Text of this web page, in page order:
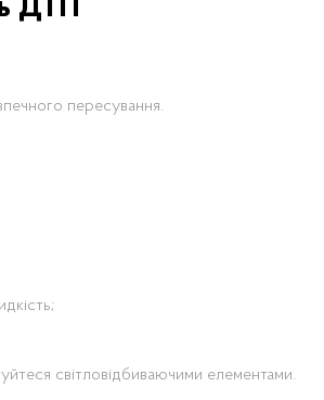
ДТП
пересування.
світловідбиваючими елементами.